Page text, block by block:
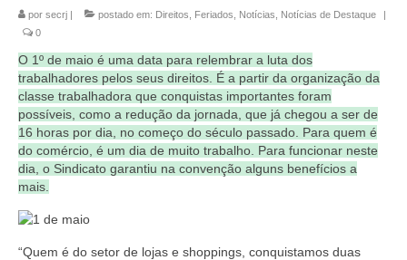
Atendimentos
Coletivo Margaridas
Coletivo de Igualdade Racial
DENÚNCIAS
SERVIÇOS
por secrj | postado em: Direitos Feriados Notícias Notícias de Destaque
|
0
O 1º de maio é uma data para relembrar a luta dos
trabalhadores pelos seus direitos. É a partir da organização da
classe trabalhadora que conquistas importantes foram
possíveis, como a redução da jornada, que já chegou a ser de
16 horas por dia, no começo do século passado. Para quem é
do comércio, é um dia de muito trabalho. Para funcionar neste
dia, o Sindicato garantiu na convenção alguns benefícios a
mais.
“Quem é do setor de lojas e shoppings, conquistamos duas